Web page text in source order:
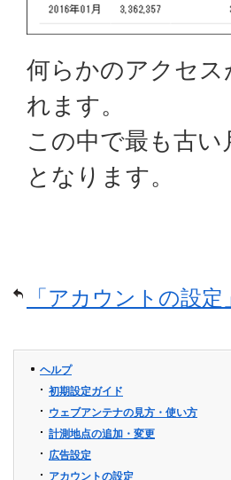
何らかのアクセ
れます。
この中で最も古
となります。
「アカウントの設
ヘルプ
初期設定ガイド
ウェブアンテナの見方・使い方
計測地点の追加・変更
広告設定
アカウントの設定